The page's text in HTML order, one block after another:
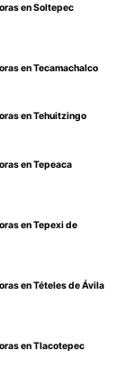
en Soltepec
en Tecamachalco
en Tehuitzingo
en Tepeaca
en Tepexi de
en Tételes de Ávila
en Tlacotepec